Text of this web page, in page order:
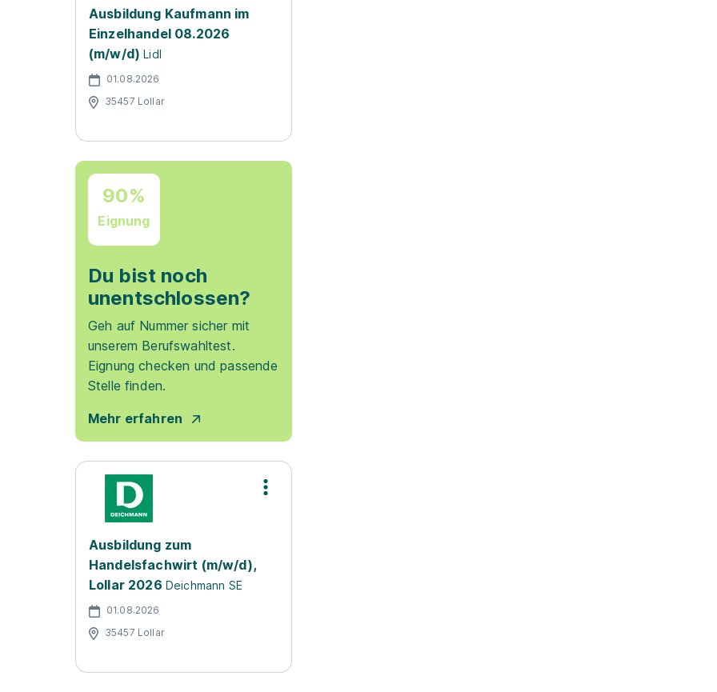
Ausbildung Kaufmann im
Einzelhandel 08.2026
(m/w/d) Lidl
01.08.2026
35457 Lollar
90%
Eignung
Du bist noch
unentschlossen?
Geh auf Nummer sicher mit
unserem Berufswahltest.
Eignung checken und passende
Stelle finden.
Mehr erfahren
Ausbildung zum
Handelsfachwirt (m/w/d),
Lollar 2026 Deichmann SE
01.08.2026
35457 Lollar